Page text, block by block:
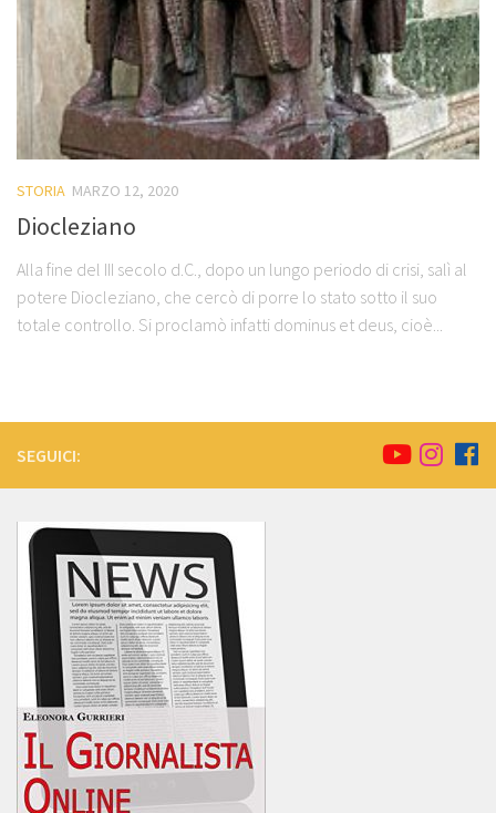
STORIA MARZO 12, 2020
Diocleziano
Alla fine del III secolo d.C., dopo un lungo periodo di crisi, salì al
potere Diocleziano, che cercò di porre lo stato sotto il suo
totale controllo. Si proclamò infatti dominus et deus, cioè...
SEGUICI: